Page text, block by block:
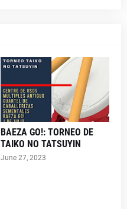
BAEZA GO!: TORNEO DE
TAIKO NO TATSUYIN
June 27, 2023